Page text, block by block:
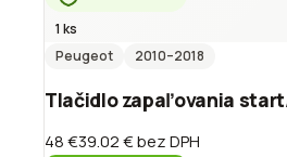
1 ks
Peugeot
2010–2018
Tlačidlo zapaľovania
48 €39.02 €bez DPH